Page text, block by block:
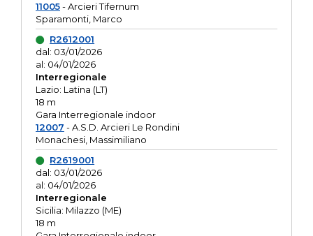
11005- Arcieri Tifernum
Sparamonti, Marco
R2612001
dal: 03/01/2026
al: 04/01/2026
Interregionale
Lazio: Latina (LT)
18 m
Gara Interregionale indoor
12007 - A.S.D. Arcieri Le Rondini
Monachesi, Massimiliano
R2619001
dal: 03/01/2026
al: 04/01/2026
Interregionale
Sicilia: Milazzo (ME)
18 m